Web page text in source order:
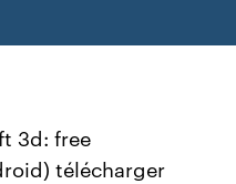
3d: free
télécharger